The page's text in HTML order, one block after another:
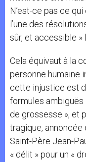
N’est-ce pas ce
l’une des
sûr, et accessible »
Cela équivaut à la
personne humaine
cette injustice est
formules ambiguës
de grossesse », et
tragique,
Saint-Père Jean-
« délit » pour un «